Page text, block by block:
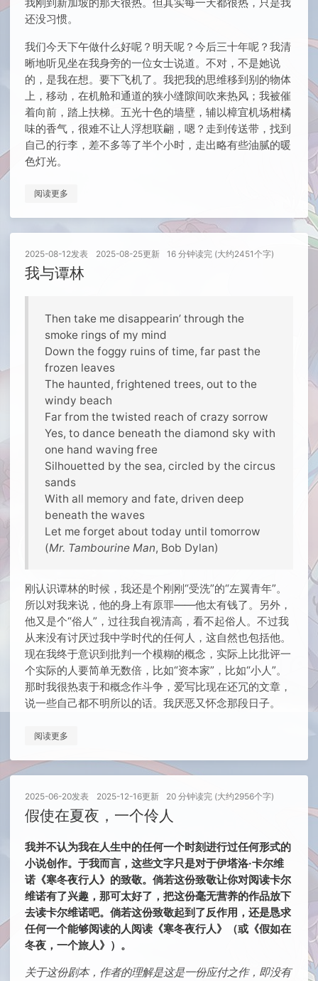
还没习惯。
我们今天下午做什么好呢？明天呢？今后三十年呢？我清
晰地听见坐在我身旁的一位女士说道。不对，不是她说
的，是我在想。要下飞机了。我把我的思维移到别的物体
上，移动，在机舱和通道的狭小缝隙间吹来热风；我被催
着向前，踏上扶梯。五光十色的墙壁，辅以樟宜机场柑橘
味的香气，很难不让人浮想联翩，嗯？走到传送带，找到
自己的行李，差不多等了半个小时，走出略有些油腻的暖
色灯光。
阅读更多
2025-08-12发表 2025-08-25更新 16 分钟读完 (大约2451个字)
我与谭林
Then take me disappearin’ through the
smoke rings of my mind
Down the foggy ruins of time, far past the
frozen leaves
The haunted, frightened trees, out to the
windy beach
Far from the twisted reach of crazy sorrow
Yes, to dance beneath the diamond sky with
one hand waving free
Silhouetted by the sea, circled by the circus
sands
With all memory and fate, driven deep
beneath the waves
Let me forget about today until tomorrow
(Mr. Tambourine Man, Bob Dylan)
刚认识谭林的时候，我还是个刚刚“受洗”的“左翼青年”。
所以对我来说，他的身上有原罪——他太有钱了。另外，
他又是个“俗人”，过往我自视清高，看不起俗人。不过我
从来没有讨厌过我中学时代的任何人，这自然也包括他。
现在我终于意识到批判一个模糊的概念，实际上比批评一
个实际的人要简单无数倍，比如“资本家”，比如“小人”。
那时我很热衷于和概念作斗争，爱写比现在还冗的文章，
说一些自己都不明所以的话。我厌恶又怀念那段日子。
阅读更多
2025-06-20发表 2025-12-16更新 20 分钟读完 (大约2956个字)
假使在夏夜，一个伶人
我并不认为我在人生中的任何一个时刻进行过任何形式的
小说创作。于我而言，这些文字只是对于伊塔洛·卡尔维
诺《寒冬夜行人》的致敬。倘若这份致敬让你对阅读卡尔
维诺有了兴趣，那可太好了，把这份毫无营养的作品放下
去读卡尔维诺吧。倘若这份致敬起到了反作用，还是恳求
任何一个能够阅读的人阅读《寒冬夜行人》（或《假如在
冬夜，一个旅人》）。
关于这份剧本，作者的理解是这是一份应付之作，即没有